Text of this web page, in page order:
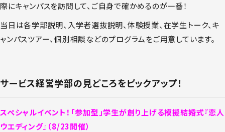
際にキャンパスを訪問して、ご自身で確かめるのが一番！
当日は各学部説明、入学者選抜説明、体験授業、在学生トーク、キ
ャンパスツアー、個別相談などのプログラムをご用意しています。
サービス経営学部の見どころをピックアップ！
スペシャルイベント！「参加型」学生が創り上げる模擬結婚式『恋人
ウエディング』（8/23開催）